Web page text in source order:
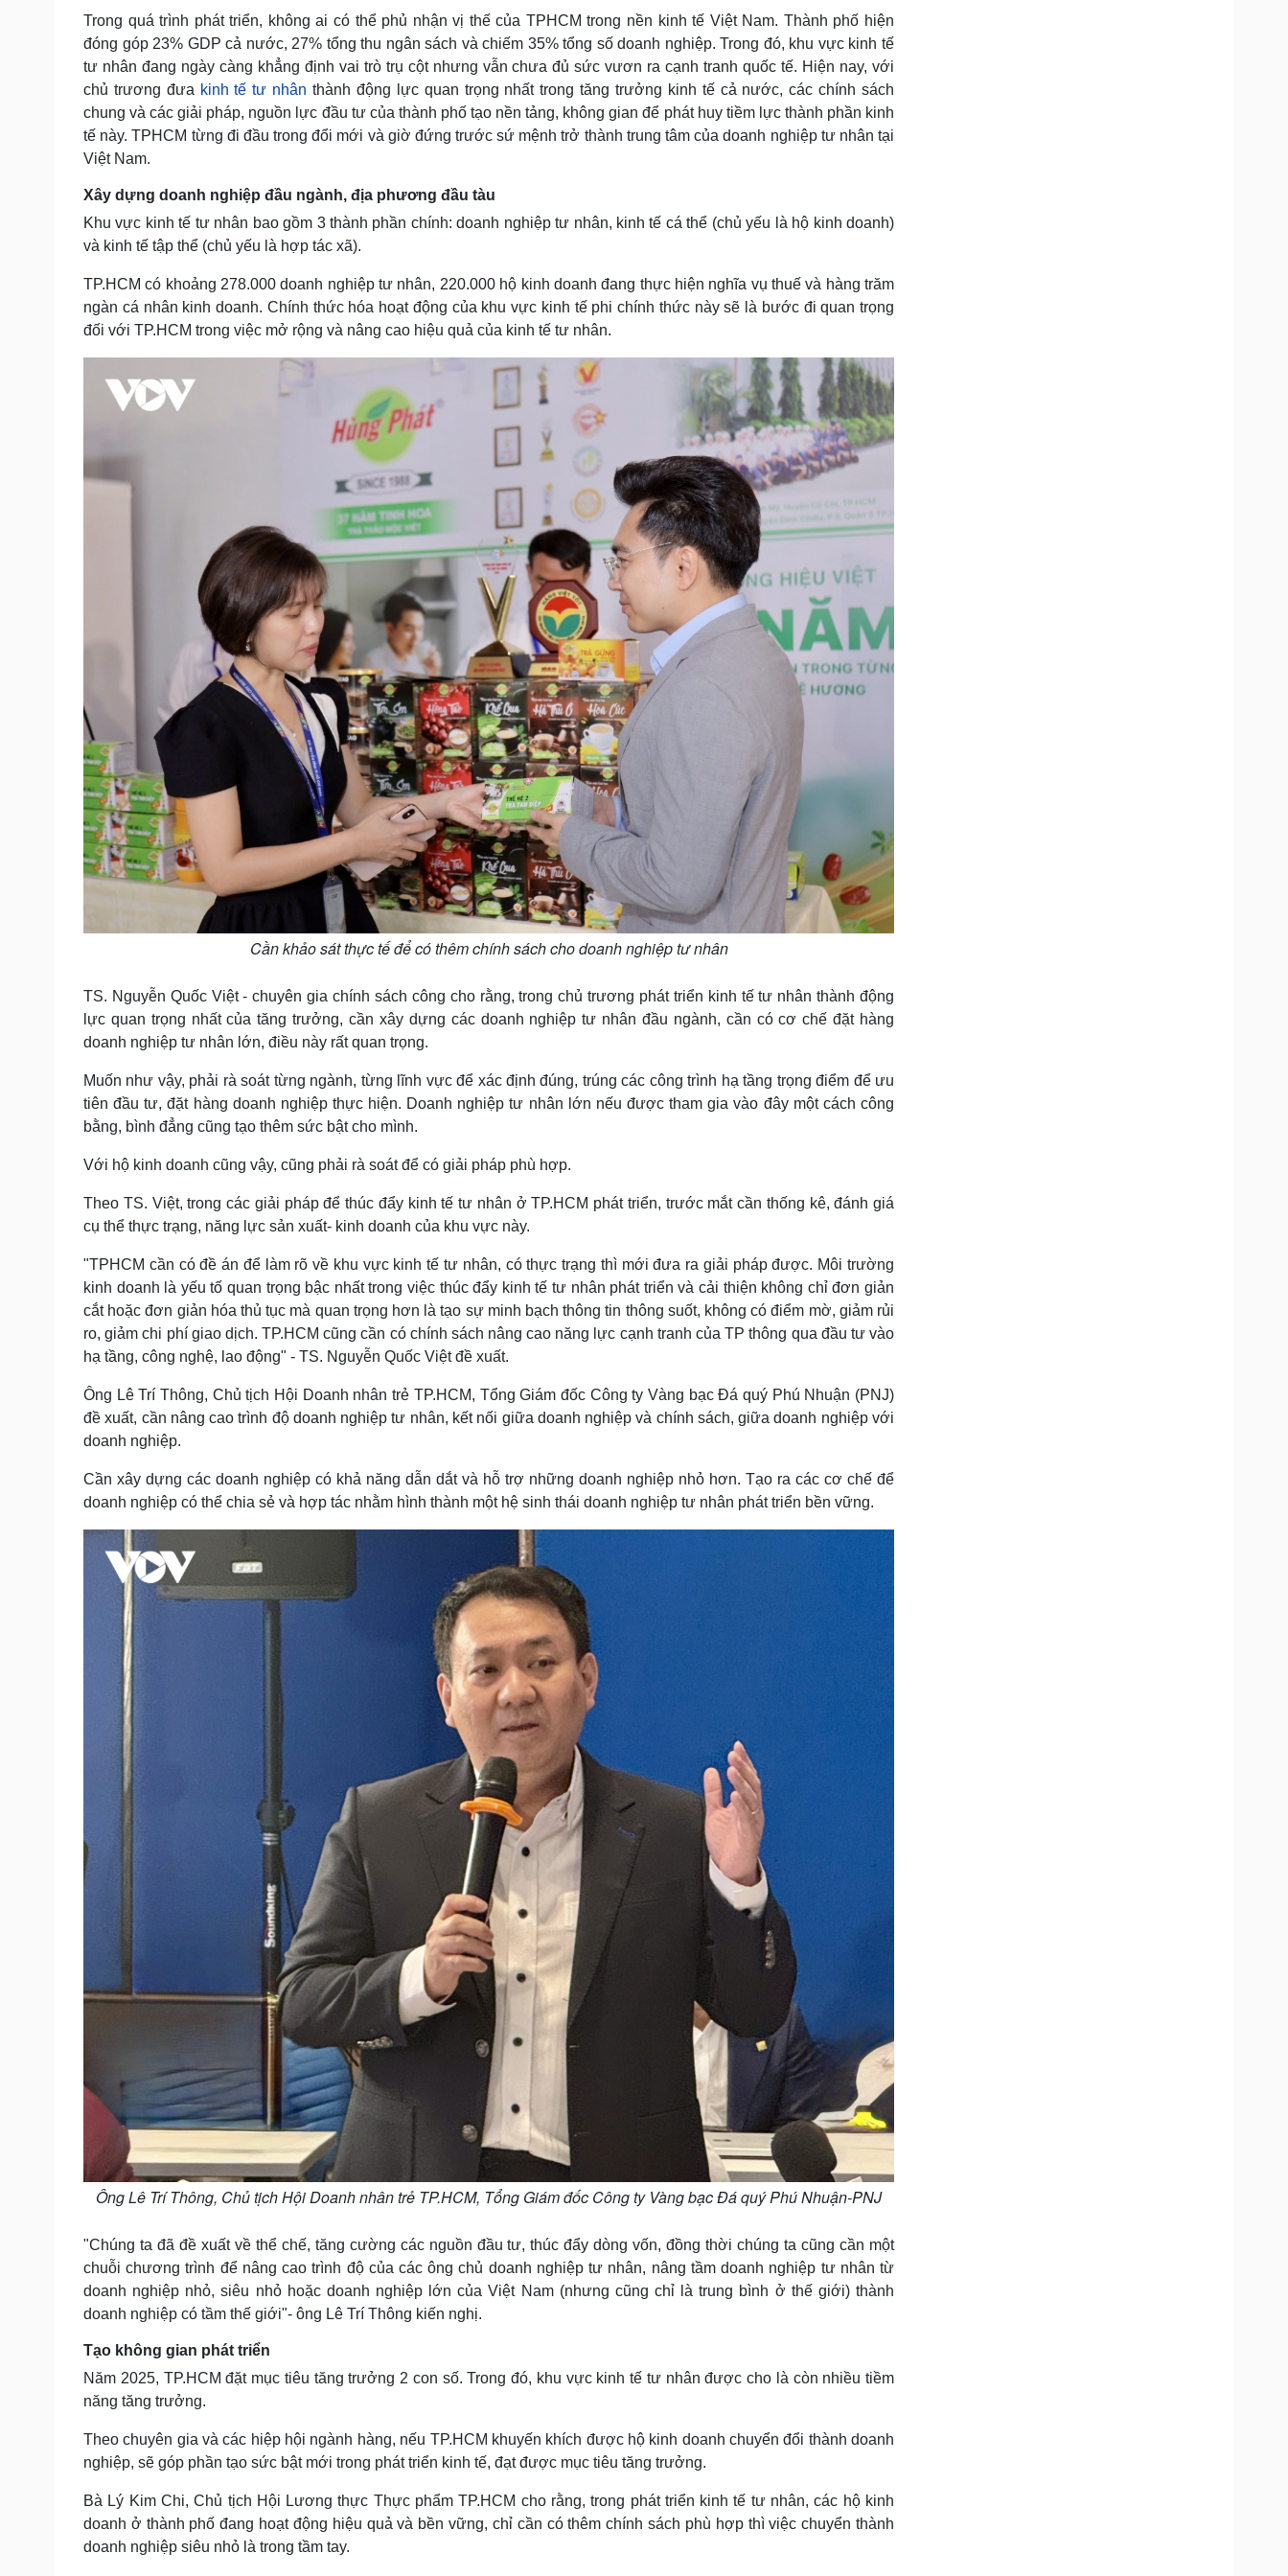
Trong quá trình phát triển, không ai có thể phủ nhận vị thế của TPHCM trong nền kinh tế Việt Nam. Thành phố hiện
đóng góp 23% GDP cả nước, 27% tổng thu ngân sách và chiếm 35% tổng số doanh nghiệp. Trong đó, khu vực kinh tế
tư nhân đang ngày càng khẳng định vai trò trụ cột nhưng vẫn chưa đủ sức vươn ra cạnh tranh quốc tế. Hiện nay, với
chủ trương đưa kinh tế tư nhânthành động lực quan trọng nhất trong tăng trưởng kinh tế cả nước, các chính sách
chung và các giải pháp, nguồn lực đầu tư của thành phố tạo nền tảng, không gian để phát huy tiềm lực thành phần kinh
tế này. TPHCM từng đi đầu trong đổi mới và giờ đứng trước sứ mệnh trở thành trung tâm của doanh nghiệp tư nhân tại
Việt Nam.
Xây dựng doanh nghiệp đầu ngành, địa phương đầu tàu
Khu vực kinh tế tư nhân bao gồm 3 thành phần chính: doanh nghiệp tư nhân, kinh tế cá thể (chủ yếu là hộ kinh doanh)
và kinh tế tập thể (chủ yếu là hợp tác xã).
TP.HCM có khoảng 278.000 doanh nghiệp tư nhân, 220.000 hộ kinh doanh đang thực hiện nghĩa vụ thuế và hàng trăm
ngàn cá nhân kinh doanh. Chính thức hóa hoạt động của khu vực kinh tế phi chính thức này sẽ là bước đi quan trọng
đối với TP.HCM trong việc mở rộng và nâng cao hiệu quả của kinh tế tư nhân.
Cần khảo sát thực tế để có thêm chính sách cho doanh nghiệp tư nhân
TS. Nguyễn Quốc Việt - chuyên gia chính sách công cho rằng, trong chủ trương phát triển kinh tế tư nhân thành động
lực quan trọng nhất của tăng trưởng, cần xây dựng các doanh nghiệp tư nhân đầu ngành, cần có cơ chế đặt hàng
doanh nghiệp tư nhân lớn, điều này rất quan trọng.
Muốn như vậy, phải rà soát từng ngành, từng lĩnh vực để xác định đúng, trúng các công trình hạ tầng trọng điểm để ưu
tiên đầu tư, đặt hàng doanh nghiệp thực hiện. Doanh nghiệp tư nhân lớn nếu được tham gia vào đây một cách công
bằng, bình đẳng cũng tạo thêm sức bật cho mình.
Với hộ kinh doanh cũng vậy, cũng phải rà soát để có giải pháp phù hợp.
Theo TS. Việt, trong các giải pháp để thúc đẩy kinh tế tư nhân ở TP.HCM phát triển, trước mắt cần thống kê, đánh giá
cụ thể thực trạng, năng lực sản xuất- kinh doanh của khu vực này.
"TPHCM cần có đề án để làm rõ về khu vực kinh tế tư nhân, có thực trạng thì mới đưa ra giải pháp được. Môi trường
kinh doanh là yếu tố quan trọng bậc nhất trong việc thúc đẩy kinh tế tư nhân phát triển và cải thiện không chỉ đơn giản
cắt hoặc đơn giản hóa thủ tục mà quan trọng hơn là tạo sự minh bạch thông tin thông suốt, không có điểm mờ, giảm rủi
ro, giảm chi phí giao dịch. TP.HCM cũng cần có chính sách nâng cao năng lực cạnh tranh của TP thông qua đầu tư vào
hạ tầng, công nghệ, lao động" - TS. Nguyễn Quốc Việt đề xuất.
Ông Lê Trí Thông, Chủ tịch Hội Doanh nhân trẻ TP.HCM, Tổng Giám đốc Công ty Vàng bạc Đá quý Phú Nhuận (PNJ)
đề xuất, cần nâng cao trình độ doanh nghiệp tư nhân, kết nối giữa doanh nghiệp và chính sách, giữa doanh nghiệp với
doanh nghiệp.
Cần xây dựng các doanh nghiệp có khả năng dẫn dắt và hỗ trợ những doanh nghiệp nhỏ hơn. Tạo ra các cơ chế để
doanh nghiệp có thể chia sẻ và hợp tác nhằm hình thành một hệ sinh thái doanh nghiệp tư nhân phát triển bền vững.
Ông Lê Trí Thông, Chủ tịch Hội Doanh nhân trẻ TP.HCM, Tổng Giám đốc Công ty Vàng bạc Đá quý Phú Nhuận-PNJ
"Chúng ta đã đề xuất về thể chế, tăng cường các nguồn đầu tư, thúc đẩy dòng vốn, đồng thời chúng ta cũng cần một
chuỗi chương trình để nâng cao trình độ của các ông chủ doanh nghiệp tư nhân, nâng tầm doanh nghiệp tư nhân từ
doanh nghiệp nhỏ, siêu nhỏ hoặc doanh nghiệp lớn của Việt Nam (nhưng cũng chỉ là trung bình ở thế giới) thành
doanh nghiệp có tầm thế giới"- ông Lê Trí Thông kiến nghị.
Tạo không gian phát triển
Năm 2025, TP.HCM đặt mục tiêu tăng trưởng 2 con số. Trong đó, khu vực kinh tế tư nhân được cho là còn nhiều tiềm
năng tăng trưởng.
Theo chuyên gia và các hiệp hội ngành hàng, nếu TP.HCM khuyến khích được hộ kinh doanh chuyển đổi thành doanh
nghiệp, sẽ góp phần tạo sức bật mới trong phát triển kinh tế, đạt được mục tiêu tăng trưởng.
Bà Lý Kim Chi, Chủ tịch Hội Lương thực Thực phẩm TP.HCM cho rằng, trong phát triển kinh tế tư nhân, các hộ kinh
doanh ở thành phố đang hoạt động hiệu quả và bền vững, chỉ cần có thêm chính sách phù hợp thì việc chuyển thành
doanh nghiệp siêu nhỏ là trong tầm tay.